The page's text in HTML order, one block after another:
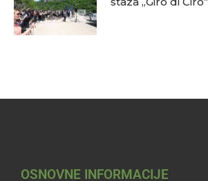
OSNOVNE INFORMACIJE